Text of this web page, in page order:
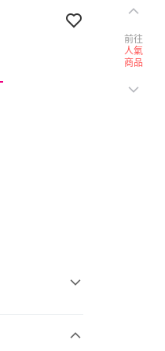
前往
人氣
商品